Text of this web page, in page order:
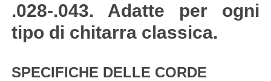
.028-.043. Adatte per ogni
tipo di chitarra classica.
SPECIFICHE DELLE CORDE